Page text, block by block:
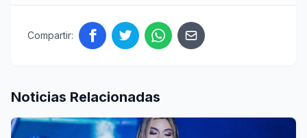
Compartir:
Noticias Relacionadas